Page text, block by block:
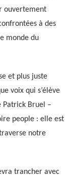
ouvertement
à des
monde du
et plus juste
voix qui s’élève
Patrick Bruel –
people : elle est
notre
trancher avec